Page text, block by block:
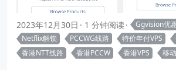
2023年12月30日 1 分钟阅读 Ggvision优
Netflix解锁
PCCWG线路 特价年付VPS
香港NTT线路
香港PCCW 香港VPS 移